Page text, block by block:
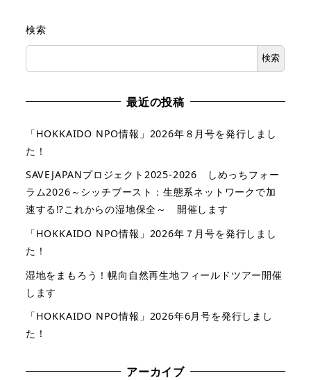
検索
検索
最近の投稿
「HOKKAIDO NPO情報」2026年８月号を発行しまし
た！
SAVEJAPANプロジェクト2025-2026 しめっちフォー
ラム2026～シッチブースト：生態系ネットワークで加
速する⁉これからの湿地保全～ 開催します
「HOKKAIDO NPO情報」2026年７月号を発行しまし
た！
湿地をまもろう！幌向自然再生地フィールドツアー開催
します
「HOKKAIDO NPO情報」2026年6月号を発行しまし
た！
アーカイブ